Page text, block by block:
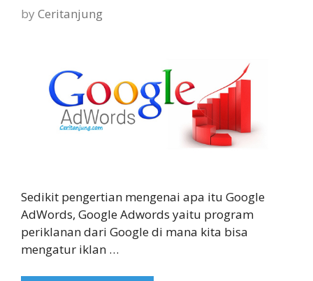
by Ceritanjung
Sedikit pengertian mengenai apa itu Google
AdWords, Google Adwords yaitu program
periklanan dari Google di mana kita bisa
mengatur iklan …